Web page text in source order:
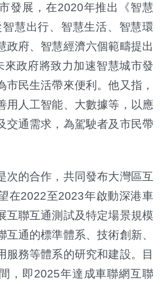
發展，在2020年推出《智慧
慧出行、智慧生活、智慧環
政府、智慧經濟六個範疇提出
來政府將致力加速智慧城市發
市民生活帶來便利。他又指，
用人工智能、大數據等，以應
交通需求，為駕駛者及市民帶
的合作，共同發布大灣區互
在2022至2023年啟動深港車
互聯互通測試及特定場景規模
互通的標準體系、技術創新、
服務等體系的研究和建設。目
，即2025年達成車聯網互聯